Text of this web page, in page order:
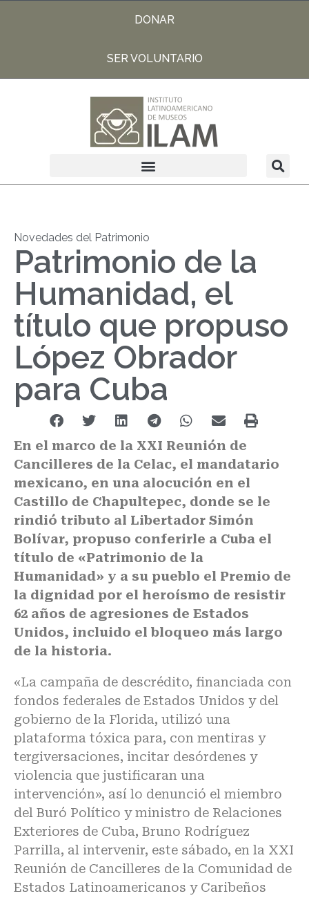
DONAR
SER VOLUNTARIO
Novedades del Patrimonio
Patrimonio de la
Humanidad, el
título que propuso
López Obrador
para Cuba
En el marco de la XXI Reunión de
Cancilleres de la Celac, el mandatario
mexicano, en una alocución en el
Castillo de Chapultepec, donde se le
rindió tributo al Libertador Simón
Bolívar, propuso conferirle a Cuba el
título de «Patrimonio de la
Humanidad» y a su pueblo el Premio de
la dignidad por el heroísmo de resistir
62 años de agresiones de Estados
Unidos, incluido el bloqueo más largo
de la historia.
«La campaña de descrédito, financiada con
fondos federales de Estados Unidos y del
gobierno de la Florida, utilizó una
plataforma tóxica para, con mentiras y
tergiversaciones, incitar desórdenes y
violencia que justificaran una
intervención», así lo denunció el miembro
del Buró Político y ministro de Relaciones
Exteriores de Cuba, Bruno Rodríguez
Parrilla, al intervenir, este sábado, en la XXI
Reunión de Cancilleres de la Comunidad de
Estados Latinoamericanos y Caribeños